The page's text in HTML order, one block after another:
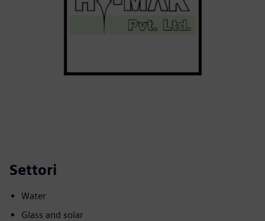
Settori
Water
Glass and solar